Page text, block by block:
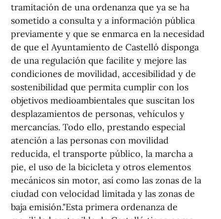
tramitación de una ordenanza que ya se ha
sometido a consulta y a información pública
previamente y que se enmarca en la necesidad
de que el Ayuntamiento de Castelló disponga
de una regulación que facilite y mejore las
condiciones de movilidad, accesibilidad y de
sostenibilidad que permita cumplir con los
objetivos medioambientales que suscitan los
desplazamientos de personas, vehículos y
mercancías. Todo ello, prestando especial
atención a las personas con movilidad
reducida, el transporte público, la marcha a
pie, el uso de la bicicleta y otros elementos
mecánicos sin motor, así como las zonas de la
ciudad con velocidad limitada y las zonas de
baja emisión."Esta primera ordenanza de